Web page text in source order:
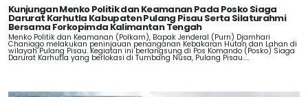
Kunjungan Menko Politik dan Keamanan Pada Posko Siaga
Darurat Karhutla Kabupaten Pulang Pisau Serta Silaturahmi
Bersama Forkopimda Kalimantan Tengah
Menko Politik dan Keamanan (Polkam), Bapak Jenderal (Purn) Djamhari
Chaniago melakukan peninjauan penanganan Kebakaran Hutan dan Lahan di
wilayah Pulang Pisau. Kegiatan ini berlangsung di Pos Komando (Posko) Siaga
Darurat Karhutla yang berlokasi di Tumbang Nusa, Pulang Pisau.....